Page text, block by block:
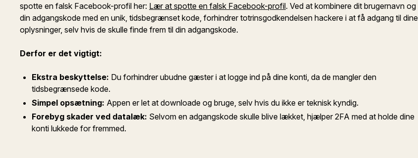
spotte en falsk Facebook-profil her: Lær at spotte en falsk Facebook-profil. Ved at kombinere dit brugernavn og
din adgangskode med en unik, tidsbegrænset kode, forhindrer totrinsgodkendelsen hackere i at få adgang til dine
oplysninger, selv hvis de skulle finde frem til din adgangskode.
Derfor er det vigtigt:
Ekstra beskyttelse: Du forhindrer ubudne gæster i at logge ind på dine konti, da de mangler den
tidsbegrænsede kode.
Simpel opsætning: Appen er let at downloade og bruge, selv hvis du ikke er teknisk kyndig.
Forebyg skader ved datalæk: Selvom en adgangskode skulle blive lækket, hjælper 2FA med at holde dine
konti lukkede for fremmed.